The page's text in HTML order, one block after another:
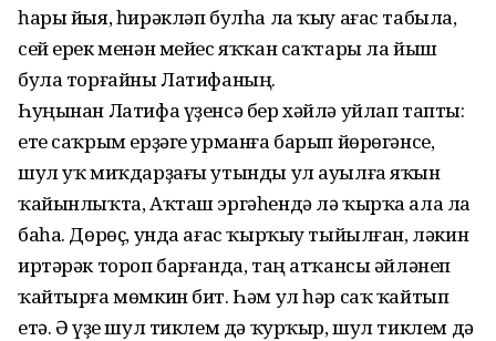
һары йыя, һирәкләп булһа ла ҡыу ағас табыла,
сей ерек менән мейес яҡҡан саҡтары ла йыш
була торғайны Латифаның.
Һуңынан Латифа үҙенсә бер хәйлә уйлап тапты:
ете саҡрым ерҙәге урманға барып йөрөгәнсе,
шул уҡ миҡдарҙағы утынды ул ауылға яҡын
ҡайынлыҡта, Аҡташ эргәһендә лә ҡырҡа ала ла
баһа. Дөрөҫ, унда ағас ҡырҡыу тыйылған, ләкин
иртәрәк тороп барғанда, таң атҡансы әйләнеп
ҡайтырға мөмкин бит. Һәм ул һәр саҡ ҡайтып
етә. Ә үҙе шул тиклем дә ҡурҡыр, шул тиклем дә